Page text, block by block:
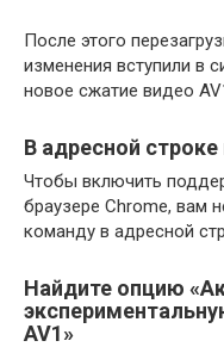
После этого
изменения вступили в
новое сжатие видео
В адресной
Чтобы включить
браузере Chrome, вам
команду в адресной
Найдите опцию
AV1»